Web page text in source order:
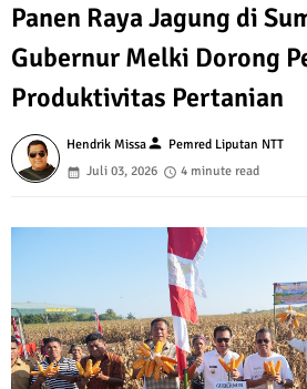
Panen Raya Jagung di
Gubernur Melki Dorong
Produktivitas Pertanian
Hendrik Missaperson Pemred Liputan NTT
Juli 03, 2026
4 minute read